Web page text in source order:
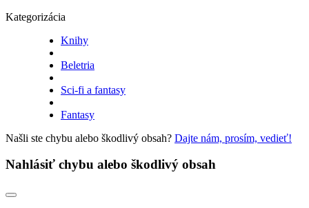
Kategorizácia
Knihy
Beletria
Sci-fi a fantasy
Fantasy
Našli ste chybu alebo škodlivý obsah? Dajte nám, prosím, vedieť!
Nahlásiť chybu alebo škodlivý obsah